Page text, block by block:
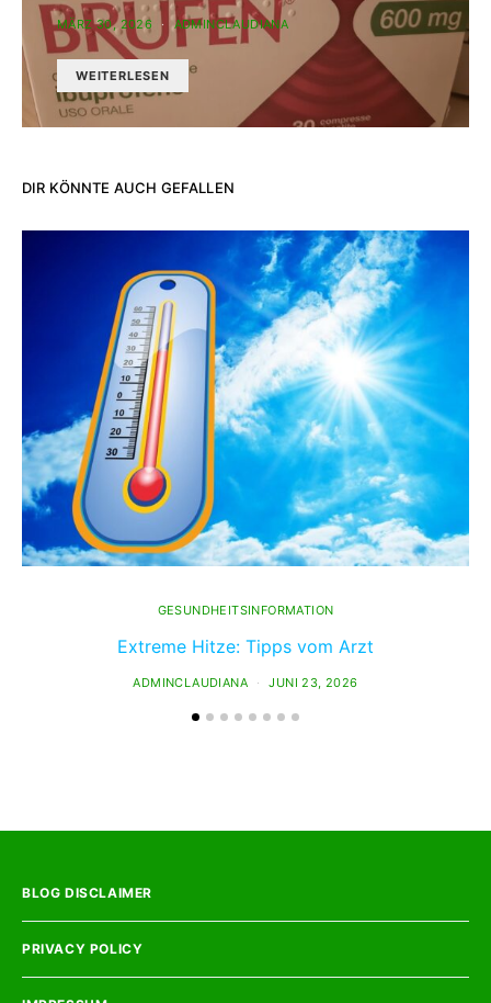
MÄRZ 30, 2026 ADMINCLAUDIANA
WEITERLESEN
DIR KÖNNTE AUCH GEFALLEN
GESUNDHEITSINFORMATION
Extreme Hitze: Tipps vom Arzt
ADMINCLAUDIANA JUNI 23, 2026
BLOG DISCLAIMER
PRIVACY POLICY